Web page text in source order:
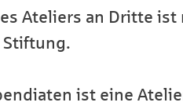
Ateliers an Dritte
Stiftung.
ist eine